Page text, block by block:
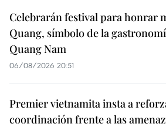
Celebrarán festival para honrar
Quang, símbolo de la
Quang Nam
06/08/2026 20:51
Premier vietnamita insta a
coordinación frente a las